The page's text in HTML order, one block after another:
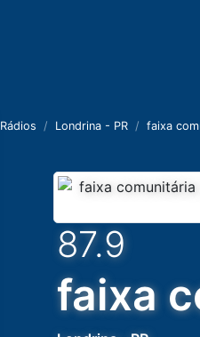
Rádios Londrina - PR faixa
87.9
faixa